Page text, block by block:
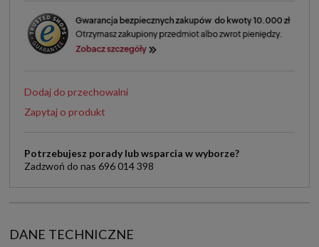
Dodaj do przechowalni
Zapytaj o produkt
Potrzebujesz porady lub wsparcia w wyborze?
Zadzwoń do nas 696 014 398
DANE TECHNICZNE